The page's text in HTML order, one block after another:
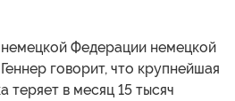
Федерации немецкой
говорит, что крупнейшая
теряет в месяц 15 тысяч